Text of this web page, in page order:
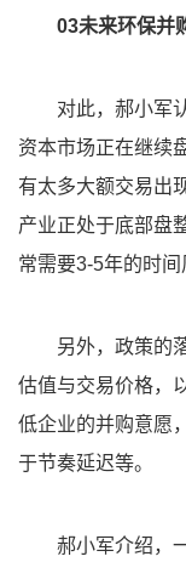
03未来环保并
对此，郝小军
资本市场正在继续
有太多大额交易出
产业正处于底部盘
常需要3-5年的时间
另外，政策的
估值与交易价格，
低企业的并购意愿
于节奏延迟等。
郝小军介绍，